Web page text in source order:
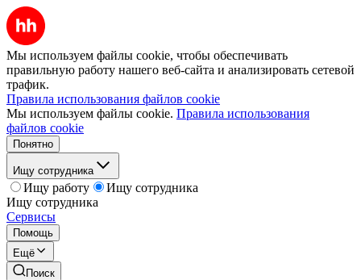
Мы используем файлы cookie, чтобы обеспечивать
правильную работу нашего веб-сайта и анализировать сетевой
трафик.
Правила использования файлов cookie
Мы используем файлы cookie. Правила использования
файлов cookie
Понятно
Ищу сотрудника
Ищу работу
Ищу сотрудника
Ищу сотрудника
Сервисы
Помощь
Ещё
Поиск